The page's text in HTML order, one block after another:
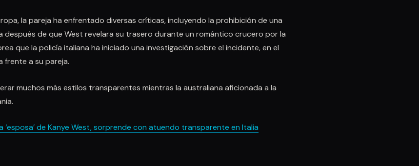
la pareja ha enfrentado diversas críticas, incluyendo la prohibición de una
después de que West revelara su trasero durante un romántico crucero por la
que la policía italiana ha iniciado una investigación sobre el incidente, en el
frente a su pareja.
muchos más estilos transparentes mientras la australiana aficionada a la
‘esposa’ de Kanye West, sorprende con atuendo transparente en Italia